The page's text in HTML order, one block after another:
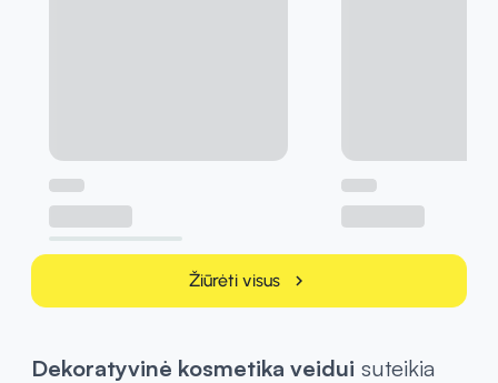
Žiūrėti visus chevron_right
Dekoratyvinė kosmetika veidui suteikia